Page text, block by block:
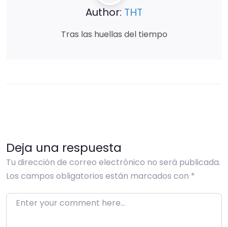
Author: THT
Tras las huellas del tiempo
Deja una respuesta
Tu dirección de correo electrónico no será publicada.
Los campos obligatorios están marcados con *
Enter your comment here…